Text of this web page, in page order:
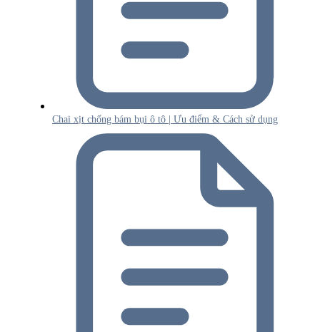
Chai xịt chống bám bụi ô tô | Ưu điểm & Cách sử dụng